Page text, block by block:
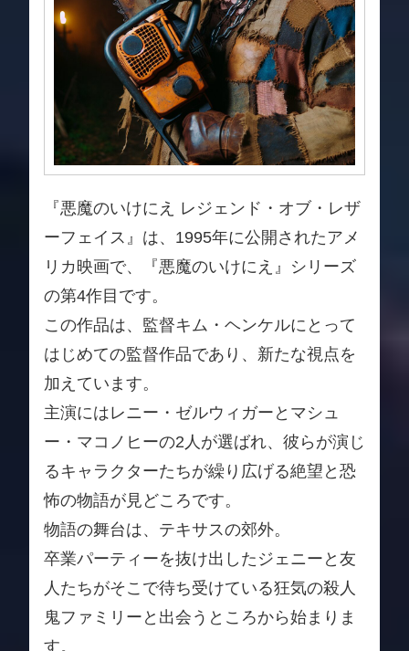
『悪魔のいけにえ レジェンド・オブ・レザ
ーフェイス』は、1995年に公開されたアメ
リカ映画で、『悪魔のいけにえ』シリーズ
の第4作目です。
この作品は、監督キム・ヘンケルにとって
はじめての監督作品であり、新たな視点を
加えています。
主演にはレニー・ゼルウィガーとマシュ
ー・マコノヒーの2人が選ばれ、彼らが演じ
るキャラクターたちが繰り広げる絶望と恐
怖の物語が見どころです。
物語の舞台は、テキサスの郊外。
卒業パーティーを抜け出したジェニーと友
人たちがそこで待ち受けている狂気の殺人
鬼ファミリーと出会うところから始まりま
す。